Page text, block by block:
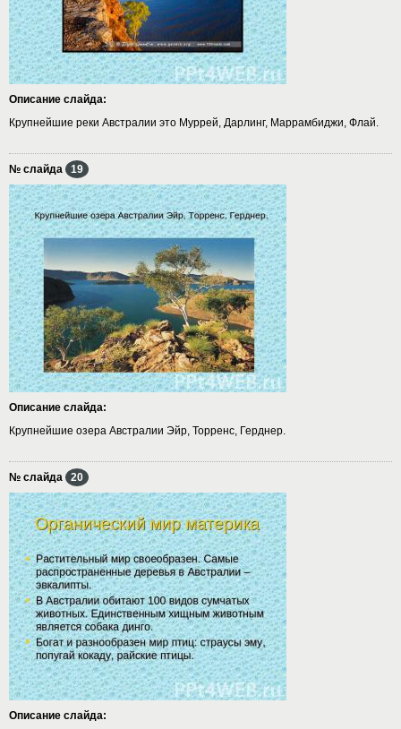
Описание слайда:
Крупнейшие реки Австралии это Муррей, Дарлинг, Маррамбиджи, Флай.
№ слайда 19
Описание слайда:
Крупнейшие озера Австралии Эйр, Торренс, Герднер.
№ слайда 20
Описание слайда: